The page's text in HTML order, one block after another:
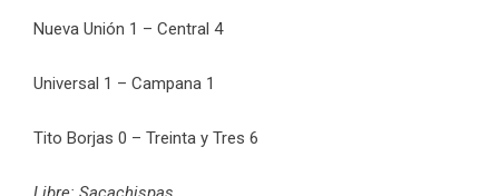
Nueva Unión 1 – Central 4
Universal 1 – Campana 1
Tito Borjas 0 – Treinta y Tres 6